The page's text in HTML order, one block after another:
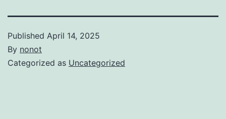
Published April 14, 2025
By nonot
Categorized as Uncategorized